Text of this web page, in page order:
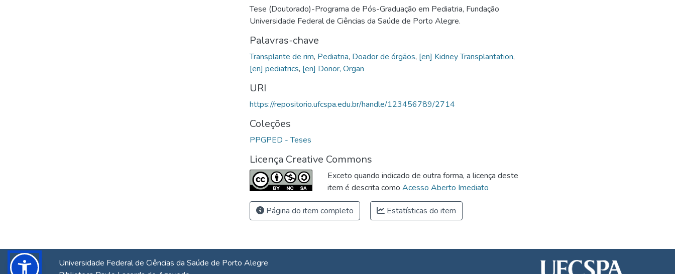
Tese (Doutorado)-Programa de Pós-Graduação em Pediatria, Fundação
Universidade Federal de Ciências da Saúde de Porto Alegre.
Palavras-chave
Transplante de rim, Pediatria, Doador de órgãos, [en] Kidney Transplantation,
[en] pediatrics, [en] Donor, Organ
URI
https://repositorio.ufcspa.edu.br/handle/123456789/2714
Coleções
PPGPED - Teses
Licença Creative Commons
Exceto quando indicado de outra forma, a licença deste
item é descrita como Acesso Aberto Imediato
Página do item completo Estatísticas do item
Universidade Federal de Ciências da Saúde de Porto Alegre